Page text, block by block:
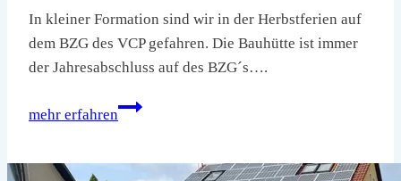
In kleiner Formation sind wir in der Herbstferien auf
dem BZG des VCP gefahren. Die Bauhütte ist immer
der Jahresabschluss auf des BZG´s….
mehr erfahren
Bauhütte